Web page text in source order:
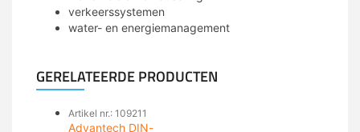
verkeerssystemen
water- en energiemanagement
GERELATEERDE PRODUCTEN
Artikel nr.: 109211
Advantech DIN-